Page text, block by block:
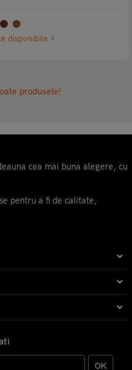
disponibile >
produsele!
cea mai buna alegere, cu
pentru a fi de calitate,
OK